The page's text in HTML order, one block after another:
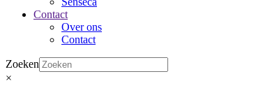
Contact
Over ons
Contact
Zoeken
×